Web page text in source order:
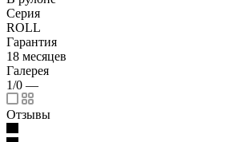
Серия
ROLL
Гарантия
18 месяцев
Галерея
1/0 —
Отзывы